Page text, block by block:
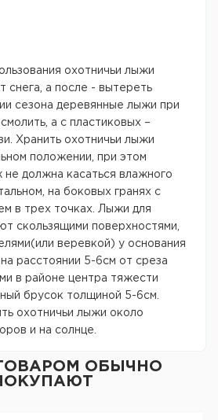
охотничьи лыжи
снега, а после - вытереть
сезона деревянные лыжи при
а с пластиковых –
Хранить охотничьи лыжи
положении, при этом
не должна касаться влажного
на боковых гранях с
в трех точках. Лыжи для
скользящими поверхностями,
веревкой) у основания
расстоянии 5-6см от среза
в районе центра тяжести
брусок толщиной 5-6см.
охотничьи лыжи около
и на солнце.
ОБЫЧНО